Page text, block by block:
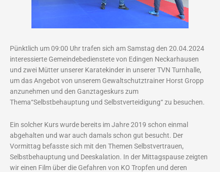
Pünktlich um 09:00 Uhr trafen sich am Samstag den 20.04.2024
interessierte Gemeindebedienstete von Edingen Neckarhausen
und zwei Mütter unserer Karatekinder in unserer TVN Turnhalle,
um das Angebot von unserem Gewaltschutztrainer Horst Gropp
anzunehmen und den Ganztageskurs zum
Thema“Selbstbehauptung und Selbstverteidigung“ zu besuchen.
Ein solcher Kurs wurde bereits im Jahre 2019 schon einmal
abgehalten und war auch damals schon gut besucht. Der
Vormittag befasste sich mit den Themen Selbstvertrauen,
Selbstbehauptung und Deeskalation. In der Mittagspause zeigten
wir einen Film über die Gefahren von KO Tropfen und deren